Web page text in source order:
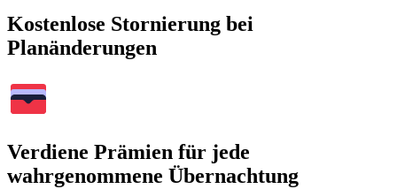
Kostenlose Stornierung bei
Planänderungen
Verdiene Prämien für jede
wahrgenommene Übernachtung